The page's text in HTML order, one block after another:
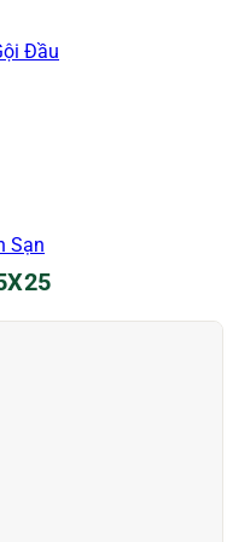
Đầu
Sạn
50×100
60×120
70×140